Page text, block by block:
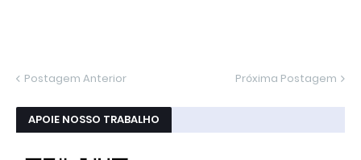
Postagem Anterior Próxima Postagem
APOIE NOSSO TRABALHO